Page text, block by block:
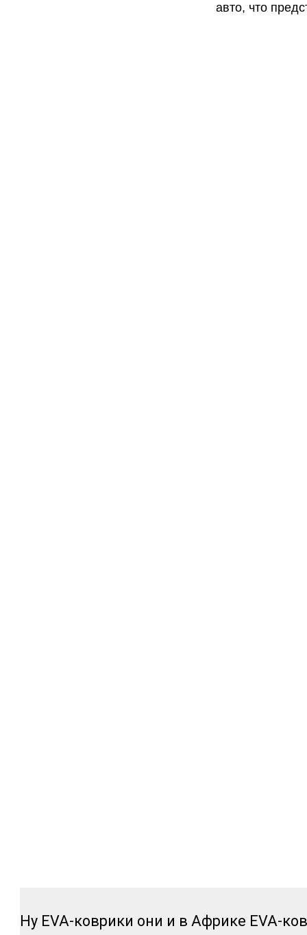
авто, что
Ну EVA-коврики они и в Африке EVA-